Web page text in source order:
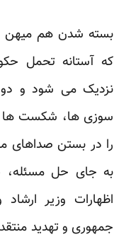
بسته شدن هم میهن
که آستانه تحمل
نزدیک می شود و
سوزی ها، شکست ها
را در بستن صداهای
به جای حل
اظهارات وزیر
جمهوری و تهدید